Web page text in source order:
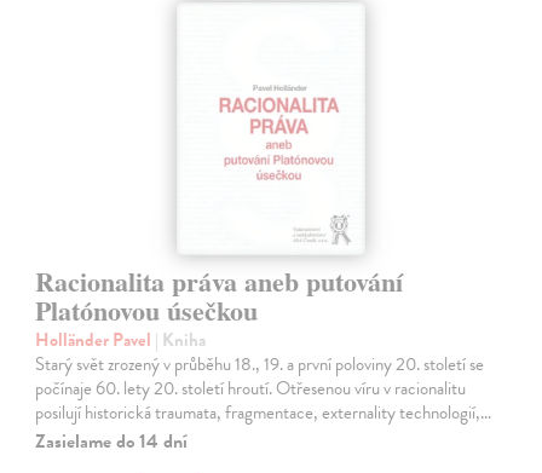
Racionalita práva aneb putování
Platónovou úsečkou
Holländer Pavel | Kniha
Starý svět zrozený v průběhu 18., 19. a první poloviny 20. století se
počínaje 60. lety 20. století hroutí. Otřesenou víru v racionalitu
posilují historická traumata, fragmentace, externality technologií,…
Zasielame do 14 dní